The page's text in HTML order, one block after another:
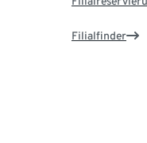
Filialfinder